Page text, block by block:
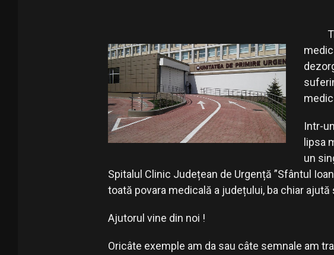
Intr-
lipsa
un
Spitalul Clinic Județean de Urgență ”Sfântul
toată povara medicală a județului, ba chiar
Ajutorul vine din noi !
Oricâte exemple am da sau câte semnale am